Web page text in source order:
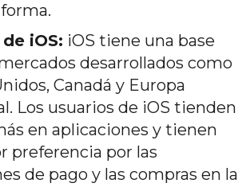
iOS: iOS tiene una base
desarrollados como
Canadá y Europa
Los usuarios de iOS tienden
en aplicaciones y tienen
preferencia por las
de pago y las compras en la